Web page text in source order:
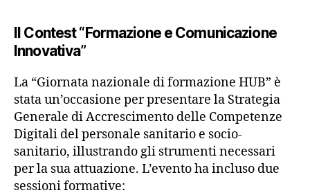
Il Contest “Formazione e Comunicazione
Innovativa”
La “Giornata nazionale di formazione HUB” è
stata un’occasione per presentare la Strategia
Generale di Accrescimento delle Competenze
Digitali del personale sanitario e socio-
sanitario, illustrando gli strumenti necessari
per la sua attuazione. L’evento ha incluso due
sessioni formative: